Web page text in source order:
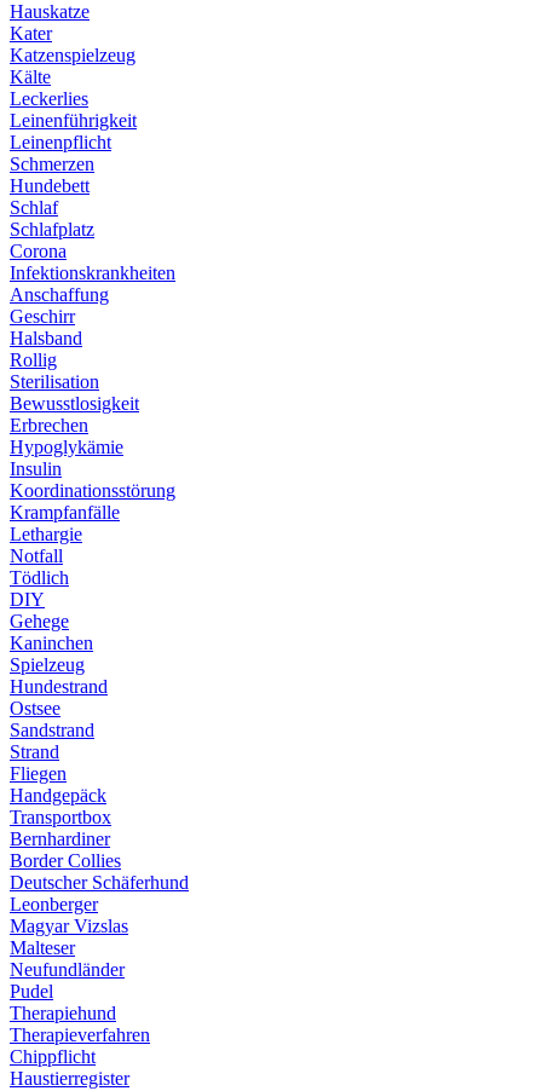
Hauskatze
Kater
Katzenspielzeug
Kälte
Leckerlies
Leinenführigkeit
Leinenpflicht
Schmerzen
Hundebett
Schlaf
Schlafplatz
Corona
Infektionskrankheiten
Anschaffung
Geschirr
Halsband
Rollig
Sterilisation
Bewusstlosigkeit
Erbrechen
Hypoglykämie
Insulin
Koordinationsstörung
Krampfanfälle
Lethargie
Notfall
Tödlich
DIY
Gehege
Kaninchen
Spielzeug
Hundestrand
Ostsee
Sandstrand
Strand
Fliegen
Handgepäck
Transportbox
Bernhardiner
Border Collies
Deutscher Schäferhund
Leonberger
Magyar Vizslas
Malteser
Neufundländer
Pudel
Therapiehund
Therapieverfahren
Chippflicht
Haustierregister